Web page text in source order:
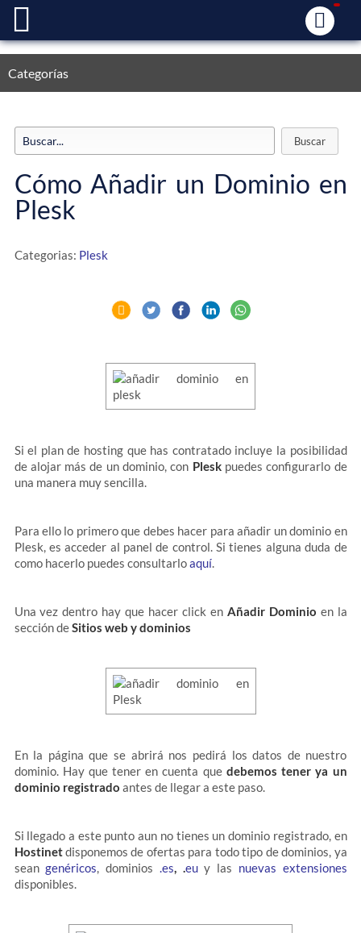
Categorías
Cómo Añadir un Dominio en
Plesk
Categorias: Plesk
Si el plan de hosting que has contratado incluye la posibilidad
de alojar más de un dominio, con Pleskpuedes configurarlo de
una manera muy sencilla.
Para ello lo primero que debes hacer para añadir un dominio en
Plesk, es acceder al panel de control. Si tienes alguna duda de
como hacerlo puedes consultarloaquí.
Una vez dentro hay que hacer click en Añadir Dominio en la
sección deSitios web y dominios
En la página que se abrirá nos pedirá los datos de nuestro
dominio. Hay que tener en cuenta que debemos tener ya un
dominio registrado antes de llegar a este paso.
Si llegado a este punto aun no tienes un dominio registrado, en
Hostinetdisponemos de ofertas para todo tipo de dominios, ya
seangenéricos, dominios .es, .euy las nuevas extensiones
disponibles.